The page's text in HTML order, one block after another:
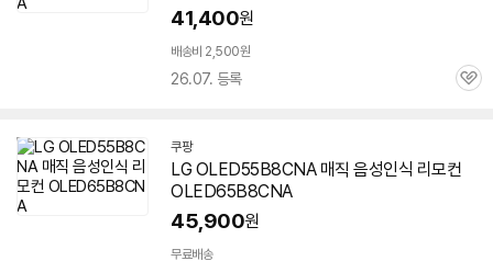
41,400원
배송비 2,500원
26.07. 등록
관
쿠팡
LG OLED55B8CNA 매직 음성인식 리모컨
OLED65B8CNA
45,900원
무료배송